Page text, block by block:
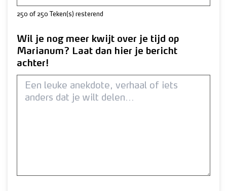
250 of 250 Teken(s) resterend
Wil je nog meer kwijt over je tijd op
Marianum? Laat dan hier je bericht
achter!